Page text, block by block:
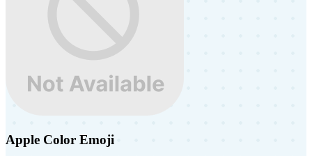
Apple Color Emoji